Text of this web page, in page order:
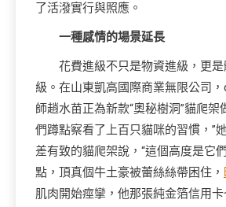
了活潑實行與照應。
一種感情的場景延長
花費進級不只是物資進級，更
級。在山東凱高國際商業無限公司，
師趙水苗正為新款“奧秘樹洞”貓爬架
們蹲點察看了上百只貓咪的習慣，”
差有致的貓爬架說，“這個高度是它
點，頂真個牛土豪被蕾絲絲帶困住，
肌肉開始痙攣，他那張純金箔信用